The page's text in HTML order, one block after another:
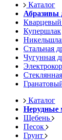
Каталог
Абразивы
Кварцевый
Купершлак
Стальная
Чугунная
Каталог
Нерудные
Щебень
Песок
Грунт